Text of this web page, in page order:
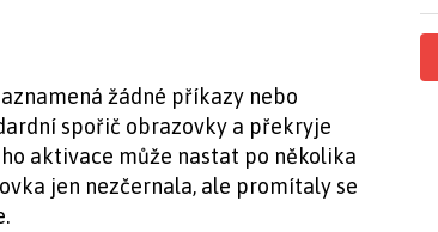
žádné příkazy nebo
spořič obrazovky a překryje
aktivace může nastat po několika
jen nezčernala, ale promítaly se